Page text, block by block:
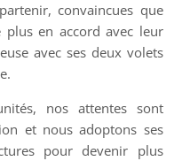
convaincues que
plus en accord avec leur
avec ses deux volets
nos attentes sont
et nous adoptons ses
pour devenir plus